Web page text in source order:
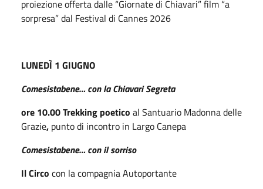
proiezione offerta dalle “Giornate di Chiavari” film “a
sorpresa” dal Festival di Cannes 2026
LUNEDÌ 1 GIUGNO
Comesistabene… con la Chiavari Segreta
ore 10.00Trekking poetico al Santuario Madonna delle
Grazie, punto di incontro in Largo Canepa
Comesistabene… con il sorriso
Il Circo con la compagnia Autoportante